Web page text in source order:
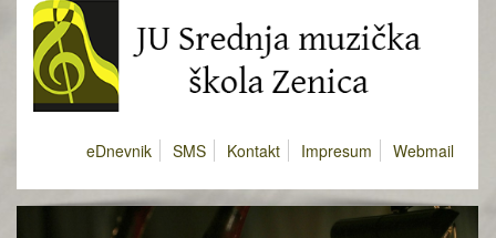
eDnevnik SMS Kontakt Impresum Webmail